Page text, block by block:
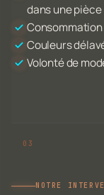
dans une
Couleurs
Volonté de
NOTRE